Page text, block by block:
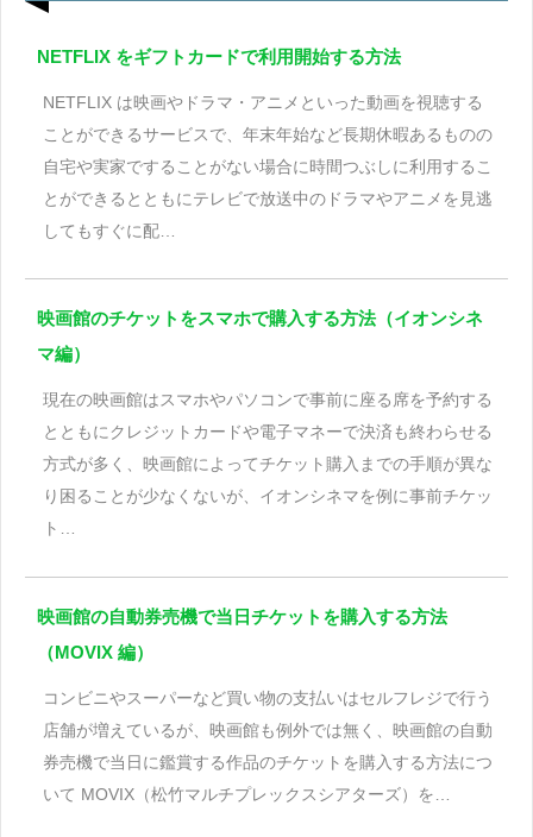
NETFLIX をギフトカードで利用開始する方法
NETFLIX は映画やドラマ・アニメといった動画を視聴する
ことができるサービスで、年末年始など長期休暇あるものの
自宅や実家ですることがない場合に時間つぶしに利用するこ
とができるとともにテレビで放送中のドラマやアニメを見逃
してもすぐに配…
映画館のチケットをスマホで購入する方法（イオンシネ
マ編）
現在の映画館はスマホやパソコンで事前に座る席を予約する
とともにクレジットカードや電子マネーで決済も終わらせる
方式が多く、映画館によってチケット購入までの手順が異な
り困ることが少なくないが、イオンシネマを例に事前チケッ
ト…
映画館の自動券売機で当日チケットを購入する方法
（MOVIX 編）
コンビニやスーパーなど買い物の支払いはセルフレジで行う
店舗が増えているが、映画館も例外では無く、映画館の自動
券売機で当日に鑑賞する作品のチケットを購入する方法につ
いて MOVIX（松竹マルチプレックスシアターズ）を…